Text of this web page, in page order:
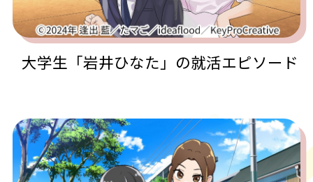
インタビュー
大学生「岩井ひなた」の就活エピソード